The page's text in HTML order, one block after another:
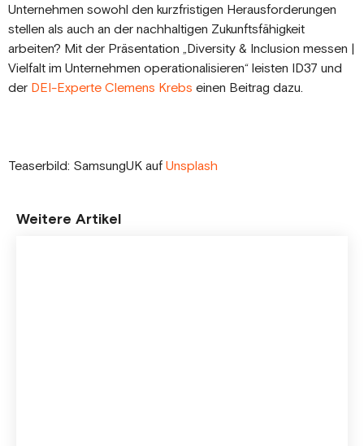
Unternehmen sowohl den kurzfristigen Herausforderungen
stellen als auch an der nachhaltigen Zukunftsfähigkeit
arbeiten? Mit der Präsentation „Diversity & Inclusion messen |
Vielfalt im Unternehmen operationalisieren“ leisten ID37 und
der DEI-Experte Clemens Krebs einen Beitrag dazu.
Teaserbild: SamsungUK auf Unsplash
Weitere Artikel